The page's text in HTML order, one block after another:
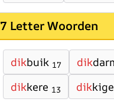
7 Letter Woorden
dikbuik 17 dik
dikkere 13 dikkige